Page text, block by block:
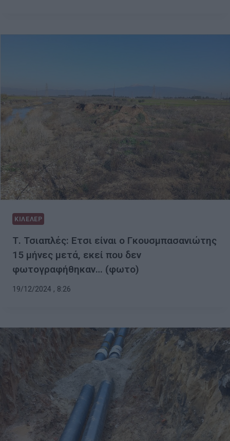
ΚΙΛΕΛΕΡ
Τ. Τσιαπλές: Ετσι είναι ο Γκουσμπασανιώτης
15 μήνες μετά, εκεί που δεν
φωτογραφήθηκαν… (φωτο)
19/12/2024 , 8:26